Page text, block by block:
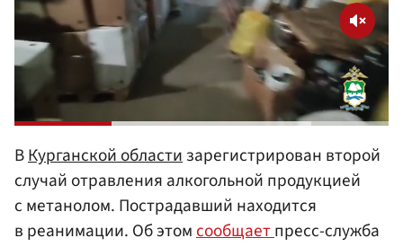
ВКурганской областизарегистрирован второй
случай отравления алкогольной продукцией
с метанолом. Пострадавший находится
в реанимации. Об этомсообщаетпресс-служба